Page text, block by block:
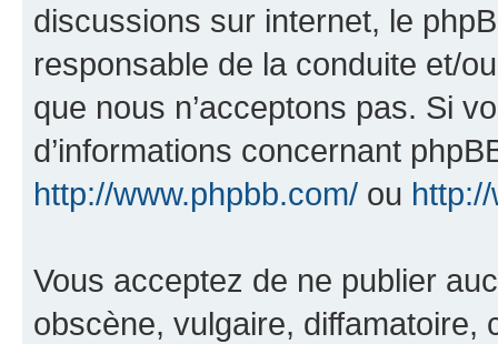
discussions sur internet, le
responsable de la conduite et/
que nous n’acceptons pas. Si
d’informations concernant
http://www.phpbb.com/ ou
Vous acceptez de ne publier
obscène, vulgaire, diffamatoire,